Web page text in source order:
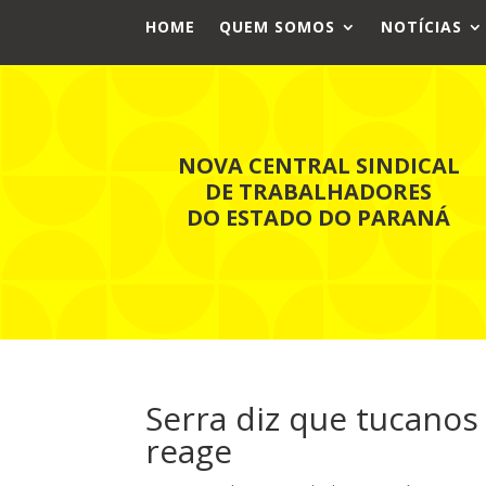
HOME QUEM SOMOS NOTÍCIAS
NOVA CENTRAL SINDICAL
DE TRABALHADORES
DO ESTADO DO PARANÁ
Serra diz que
reage